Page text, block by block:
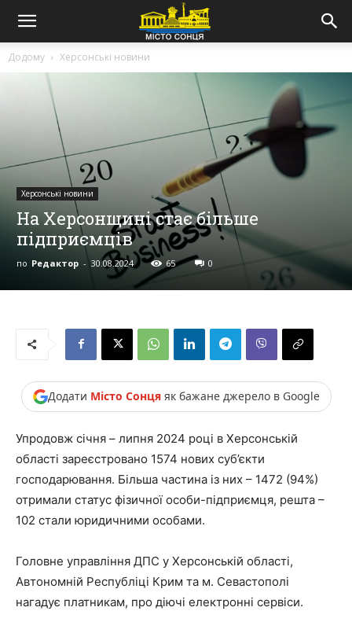
Додому Херсонські новини
Херсонські новини
На Херсонщині стає більше
підприємців
по Редактор - 30.08.2024 65 0
Додати Місто Сонцяяк бажане джерело в Google
Упродовж січня – липня 2024 році в Херсонській
області зареєстровано 1574 нових суб’єкти
господарювання. Більша частина із них – 1472 (94%)
отримали статус фізичної особи-підприємця, решта –
102 стали юридичними особами.
Головне управління ДПС у Херсонській області,
Автономній Республіці Крим та м. Севастополі
нагадує платникам, про діючі електронні сервіси.